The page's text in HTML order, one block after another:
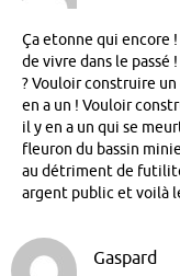
Ça etonne qui encore
de vivre dans le
? Vouloir construire
en a un ! Vouloir
il y en a un qui se
fleuron du bassin
au détriment de
argent public et voilà
Gaspard